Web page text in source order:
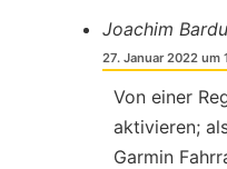
Joachim
27. Januar 2022 um
Von einer
aktivieren;
Garmin